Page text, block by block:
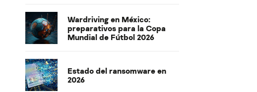
Wardriving en México:
preparativos para la Copa
Mundial de Fútbol 2026
Estado del ransomware en
2026